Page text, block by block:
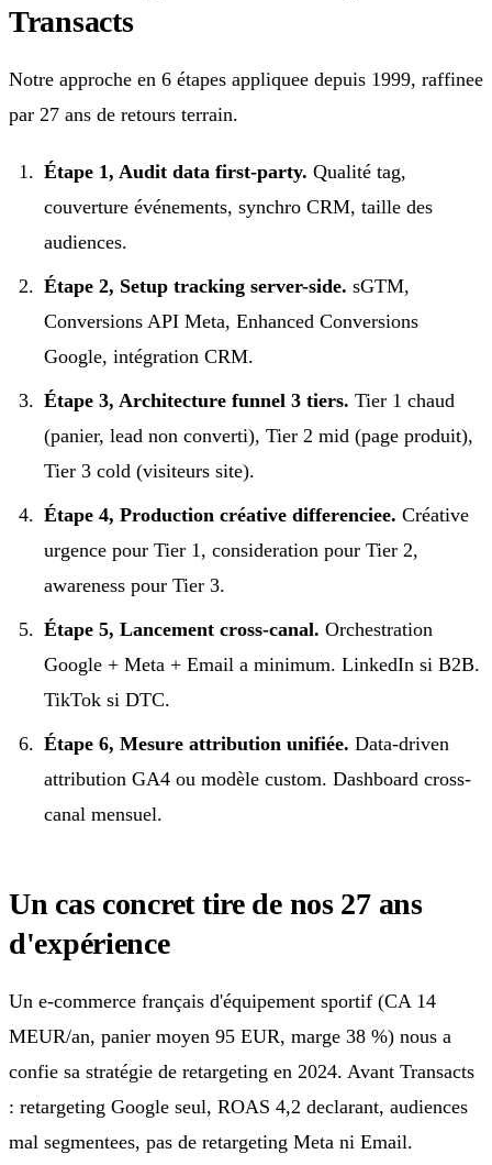
Transacts
Notre approche en 6 étapes appliquee depuis 1999, raffinee
par 27 ans de retours terrain.
Étape 1, Audit data first-party. Qualité tag,
couverture événements, synchro CRM, taille des
audiences.
Étape 2, Setup tracking server-side. sGTM,
Conversions API Meta, Enhanced Conversions
Google, intégration CRM.
Étape 3, Architecture funnel 3 tiers. Tier 1 chaud
(panier, lead non converti), Tier 2 mid (page produit),
Tier 3 cold (visiteurs site).
Étape 4, Production créative differenciee. Créative
urgence pour Tier 1, consideration pour Tier 2,
awareness pour Tier 3.
Étape 5, Lancement cross-canal. Orchestration
Google + Meta + Email a minimum. LinkedIn si B2B.
TikTok si DTC.
Étape 6, Mesure attribution unifiée. Data-driven
attribution GA4 ou modèle custom. Dashboard cross-
canal mensuel.
Un cas concret tire de nos 27 ans
d'expérience
Un e-commerce français d'équipement sportif (CA 14
MEUR/an, panier moyen 95 EUR, marge 38 %) nous a
confie sa stratégie de retargeting en 2024. Avant Transacts
: retargeting Google seul, ROAS 4,2 declarant, audiences
mal segmentees, pas de retargeting Meta ni Email.